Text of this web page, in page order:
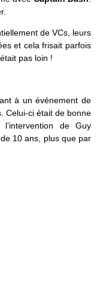
de VCs, leurs
et cela frisait parfois
pas loin !
à un événement de
Celui-ci était de bonne
de Guy
10 ans, plus que par